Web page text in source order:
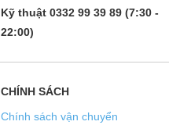
Kỹ thuật 0332 99 39 89 (7:30 -
22:00)
CHÍNH SÁCH
Chính sách vận chuyển